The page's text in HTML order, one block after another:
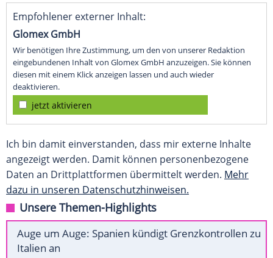
Empfohlener externer Inhalt:
Glomex GmbH
Wir benötigen Ihre Zustimmung, um den von unserer Redaktion
eingebundenen Inhalt von Glomex GmbH anzuzeigen. Sie können
diesen mit einem Klick anzeigen lassen und auch wieder
deaktivieren.
jetzt aktivieren
Ich bin damit einverstanden, dass mir externe Inhalte
angezeigt werden. Damit können personenbezogene
Daten an Drittplattformen übermittelt werden. Mehr
dazu in unseren Datenschutzhinweisen.
Unsere Themen-Highlights
Auge um Auge: Spanien kündigt Grenzkontrollen zu
Italien an